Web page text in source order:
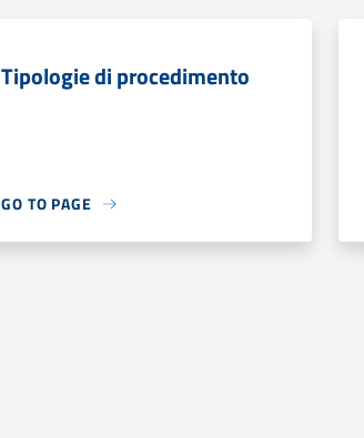
Tipologie di procedimento
GO TO PAGE